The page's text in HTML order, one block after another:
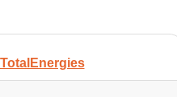
TotalEnergies